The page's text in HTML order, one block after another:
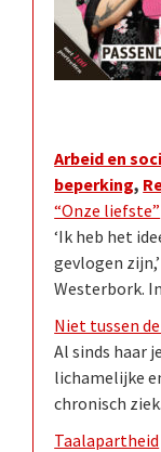
Arbeid en
beperking,
“Onze liefste”
‘Ik heb het
gevlogen
Westerbork.
Niet tussen
Al sinds haar
lichamelijke
chronisch
Taalapartheid